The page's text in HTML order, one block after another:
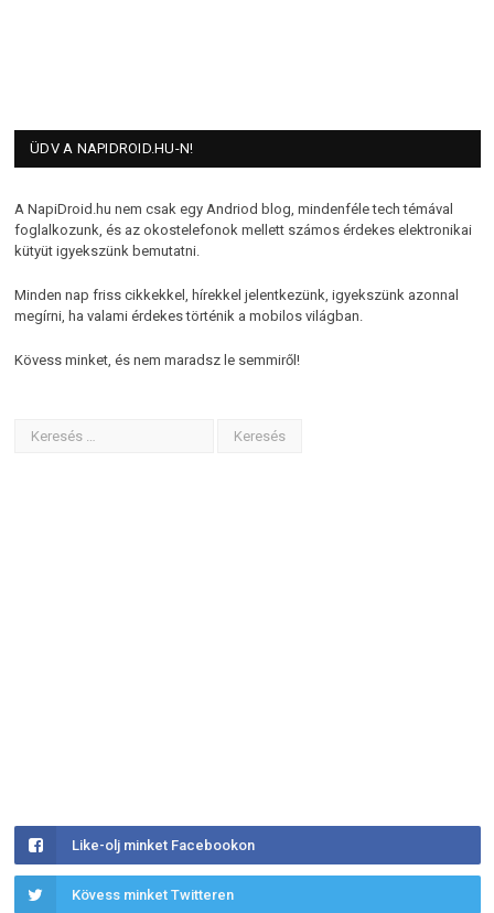
ÜDV A NAPIDROID.HU-N!
A NapiDroid.hu nem csak egy Andriod blog, mindenféle tech témával
foglalkozunk, és az okostelefonok mellett számos érdekes elektronikai
kütyüt igyekszünk bemutatni.
Minden nap friss cikkekkel, hírekkel jelentkezünk, igyekszünk azonnal
megírni, ha valami érdekes történik a mobilos világban.
Kövess minket, és nem maradsz le semmiről!
Like-olj minket Facebookon
Kövess minket Twitteren